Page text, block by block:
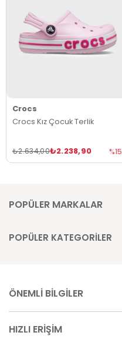
Crocs
Crocs Kız Çocuk Terlik
₺2.238,90
₺2.634,00 %15
POPÜLER MARKALAR
POPÜLER KATEGORİLER
ÖNEMLİ BİLGİLER
HIZLI ERİŞİM